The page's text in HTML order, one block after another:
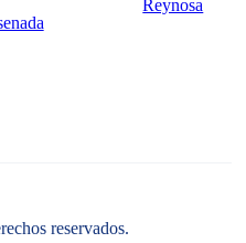
Reynosa
reservados.